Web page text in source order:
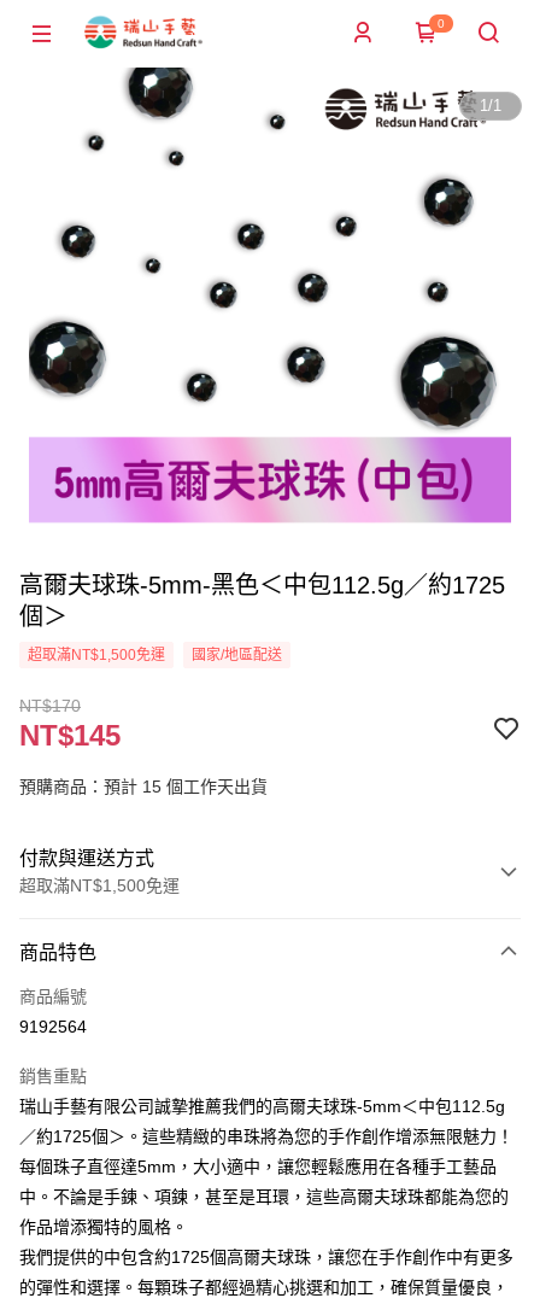
0
1/1
高爾夫球珠-5mm-黑色＜中包112.5g／約1725
個＞
超取滿NT$1,500免運 國家/地區配送
NT$170
NT$145
預購商品：預計 15 個工作天出貨
付款與運送方式
超取滿NT$1,500免運
信用卡一次付款
超商取貨付款
街口支付
悠遊付
運送方式
每筆NT$60，滿NT$1,500(含以上)免運費
商品特色
商品編號
9192564
銷售重點
瑞山手藝有限公司誠摯推薦我們的高爾夫球珠-5mm＜中包112.5g
／約1725個＞。這些精緻的串珠將為您的手作創作增添無限魅力！
每個珠子直徑達5mm，大小適中，讓您輕鬆應用在各種手工藝品
中。不論是手鍊、項鍊，甚至是耳環，這些高爾夫球珠都能為您的
作品增添獨特的風格。
我們提供的中包含約1725個高爾夫球珠，讓您在手作創作中有更多
的彈性和選擇。每顆珠子都經過精心挑選和加工，確保質量優良，